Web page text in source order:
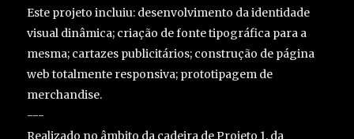
Este projeto incluiu: desenvolvimento da identidade
visual dinâmica; criação de fonte tipográfica para a
mesma; cartazes publicitários; construção de página
web totalmente responsiva; prototipagem de
merchandise.
---
Realizado no âmbito da cadeira de Projeto 1, da